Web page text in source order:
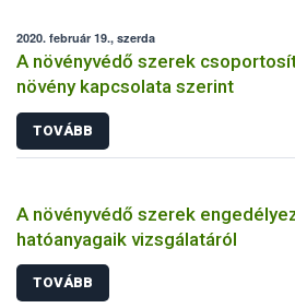
2020. február 19., szerda
A növényvédő szerek
növény kapcsolata szerint
TOVÁBB
A növényvédő szerek
hatóanyagaik vizsgálatáról
TOVÁBB